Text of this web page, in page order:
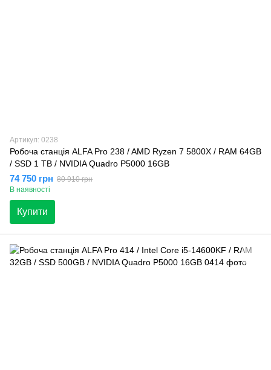
Артикул: 0238
Робоча станція ALFA Pro 238 / AMD Ryzen 7 5800X / RAM 64GB
/ SSD 1 TB / NVIDIA Quadro P5000 16GB
74 750 грн 80 910 грн
В наявності
Купити